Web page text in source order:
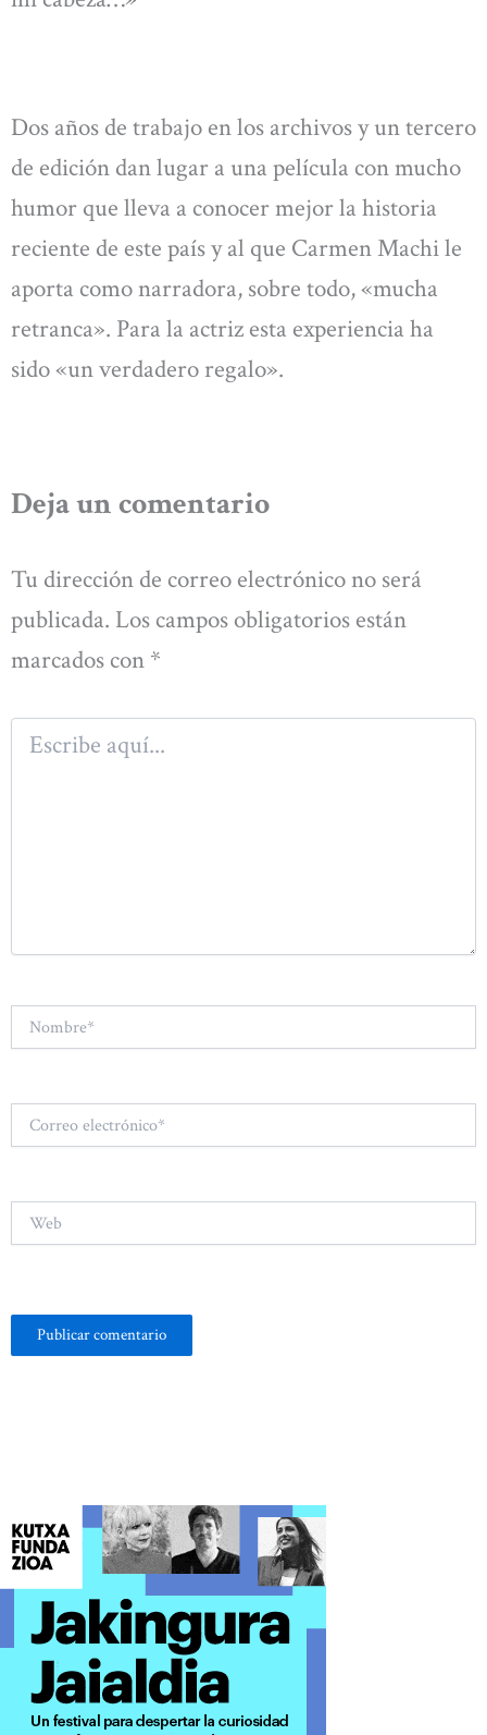
Dos años de trabajo en los archivos y un tercero
de edición dan lugar a una película con mucho
humor que lleva a conocer mejor la historia
reciente de este país y al que Carmen Machi le
aporta como narradora, sobre todo, «mucha
retranca». Para la actriz esta experiencia ha
sido «un verdadero regalo».
Deja un comentario
Tu dirección de correo electrónico no será
publicada. Los campos obligatorios están
marcados con *
Escribe
aquí...
electrónico*